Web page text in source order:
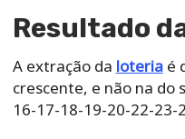
Resultado
A extração da loteriaé
crescente, e não na
16-17-18-19-20-22-23-